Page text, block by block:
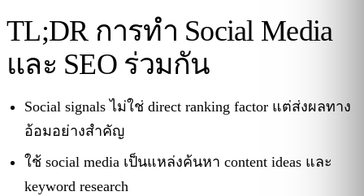
TL;DR การทำ Social Media
และ SEO ร่วมกัน
Social signals ไม่ใช่ direct ranking factor แต่ส่งผลทาง
อ้อมอย่างสำคัญ
ใช้ social media เป็นแหล่งค้นหา content ideas และ
keyword research